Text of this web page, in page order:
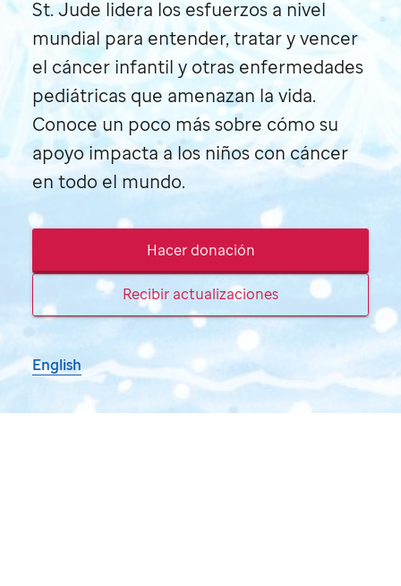
St. Jude lidera los esfuerzos a nivel
mundial para entender, tratar y vencer
el cáncer infantil y otras enfermedades
pediátricas que amenazan la vida.
Conoce un poco más sobre cómo su
apoyo impacta a los niños con cáncer
en todo el mundo.
Hacer donación
Recibir actualizaciones
English